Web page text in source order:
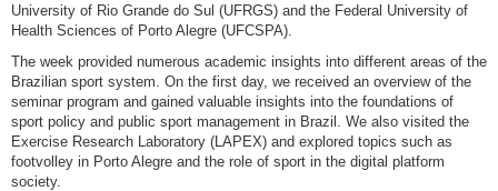
University of Rio Grande do Sul (UFRGS) and the Federal University of
Health Sciences of Porto Alegre (UFCSPA).
The week provided numerous academic insights into different areas of the
Brazilian sport system. On the first day, we received an overview of the
seminar program and gained valuable insights into the foundations of
sport policy and public sport management in Brazil. We also visited the
Exercise Research Laboratory (LAPEX) and explored topics such as
footvolley in Porto Alegre and the role of sport in the digital platform
society.